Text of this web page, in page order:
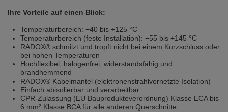
Přepněte na anglickou verzi
We have detected, that your browser prefers another language than the
selected one. This website is also available in English. Would you like to
switch to the English version?
Switch to English version
Ihre Vorteile auf einen Blick:
Temperaturbereich: −40 bis +125 °C
Temperaturbereich (feste Installation): −55 bis +145 °C
RADOX® schmilzt und tropft nicht bei einem Kurzschluss oder
bei hohen Temperaturen
Hochflexibel, halogenfrei, widerstandsfähig und
brandhemmend
RADOX® Kabelmantel (elektronenstrahlvernetzte Isolation)
Einfach abisolierbar und verarbeitbar
CPR-Zulassung (EU Bauprodukteverordnung) Klasse ECA bis
6 mm² Klasse BCA für alle anderen Querschnitte